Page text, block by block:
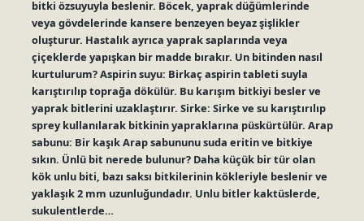
bitki özsuyuyla beslenir. Böcek, yaprak düğümlerinde
veya gövdelerinde kansere benzeyen beyaz şişlikler
oluşturur. Hastalık ayrıca yaprak saplarında veya
çiçeklerde yapışkan bir madde bırakır. Un bitinden nasıl
kurtulurum? Aspirin suyu: Birkaç aspirin tableti suyla
karıştırılıp toprağa dökülür. Bu karışım bitkiyi besler ve
yaprak bitlerini uzaklaştırır. Sirke: Sirke ve su karıştırılıp
sprey kullanılarak bitkinin yapraklarına püskürtülür. Arap
sabunu: Bir kaşık Arap sabununu suda eritin ve bitkiye
sıkın. Ünlü bit nerede bulunur? Daha küçük bir tür olan
kök unlu biti, bazı saksı bitkilerinin kökleriyle beslenir ve
yaklaşık 2 mm uzunluğundadır. Unlu bitler kaktüslerde,
sukulentlerde…